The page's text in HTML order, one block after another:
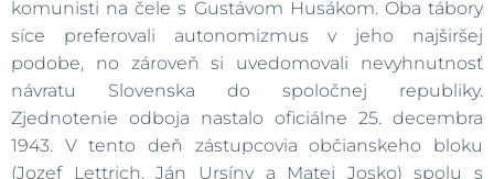
komunisti na čele s Gustávom Husákom. Oba tábory
síce preferovali autonomizmus v jeho najširšej
podobe, no zároveň si uvedomovali nevyhnutnosť
návratu Slovenska do spoločnej republiky.
Zjednotenie odboja nastalo oficiálne 25. decembra
1943. V tento deň zástupcovia občianskeho bloku
(Jozef Lettrich, Ján Ursíny a Matej Josko) spolu s